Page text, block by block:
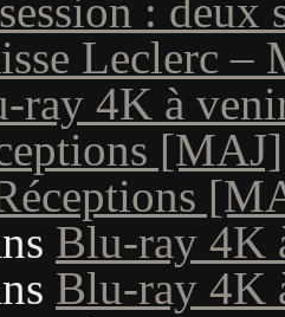
: deux
Leclerc
ray 4K à
[MAJ]
Blu-ray 4K
Blu-ray 4K